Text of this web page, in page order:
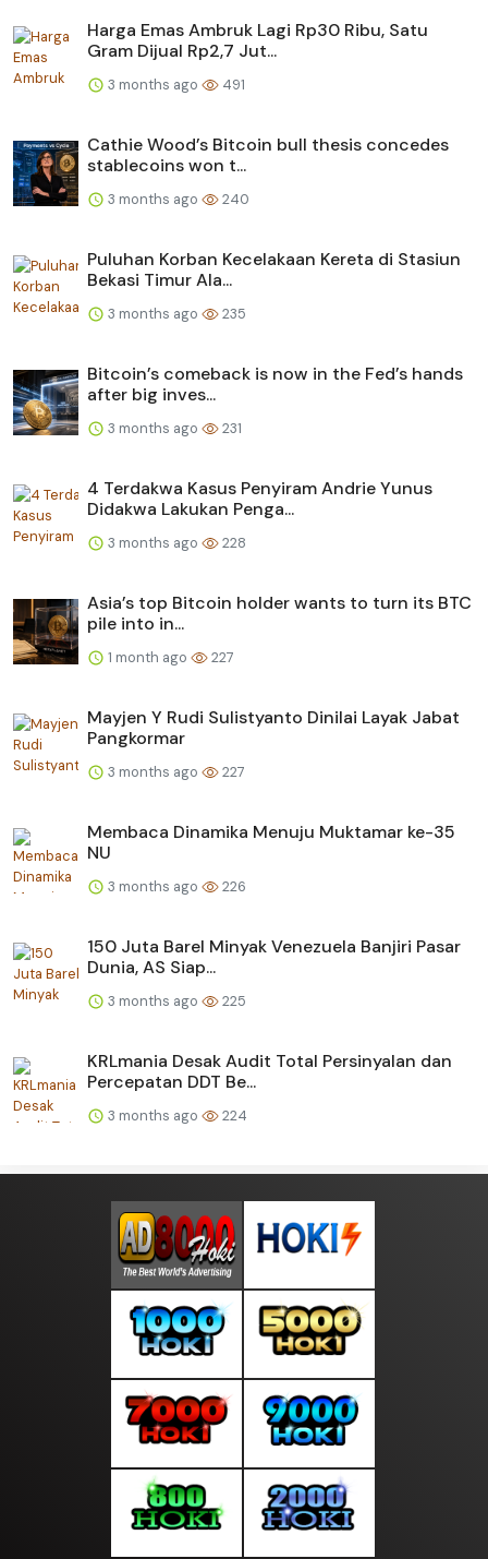
Harga Emas Ambruk Lagi Rp30 Ribu, Satu
Gram Dijual Rp2,7 Jut...
3 months ago 491
Cathie Wood’s Bitcoin bull thesis concedes
stablecoins won t...
3 months ago 240
Puluhan Korban Kecelakaan Kereta di Stasiun
Bekasi Timur Ala...
3 months ago 235
Bitcoin’s comeback is now in the Fed’s hands
after big inves...
3 months ago 231
4 Terdakwa Kasus Penyiram Andrie Yunus
Didakwa Lakukan Penga...
3 months ago 228
Asia’s top Bitcoin holder wants to turn its BTC
pile into in...
1 month ago 227
Mayjen Y Rudi Sulistyanto Dinilai Layak Jabat
Pangkormar
3 months ago 227
Membaca Dinamika Menuju Muktamar ke-35
NU
3 months ago 226
150 Juta Barel Minyak Venezuela Banjiri Pasar
Dunia, AS Siap...
3 months ago 225
KRLmania Desak Audit Total Persinyalan dan
Percepatan DDT Be...
3 months ago 224